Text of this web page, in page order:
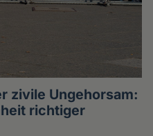
zivile Ungehorsam:
richtiger